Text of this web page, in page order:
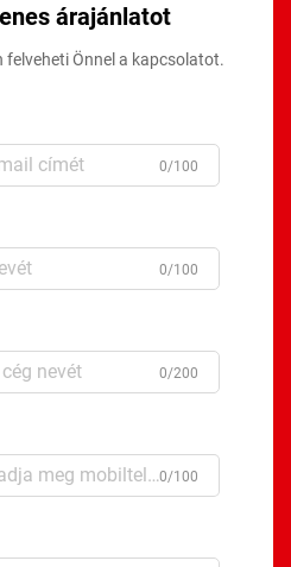
árajánlatot
felveheti Önnel a kapcsolatot.
0/100
0/100
0/200
0/100